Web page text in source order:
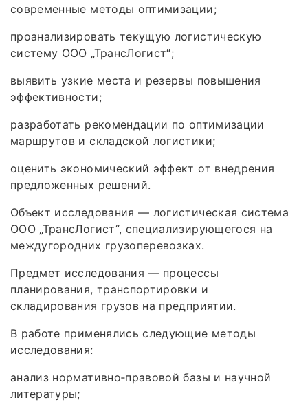
современные методы оптимизации;
проанализировать текущую логистическую
систему ООО „ТрансЛогист“;
выявить узкие места и резервы повышения
эффективности;
разработать рекомендации по оптимизации
маршрутов и складской логистики;
оценить экономический эффект от внедрения
предложенных решений.
Объект исследования — логистическая система
ООО „ТрансЛогист“, специализирующегося на
междугородних грузоперевозках.
Предмет исследования — процессы
планирования, транспортировки и
складирования грузов на предприятии.
В работе применялись следующие методы
исследования:
анализ нормативно‑правовой базы и научной
литературы;